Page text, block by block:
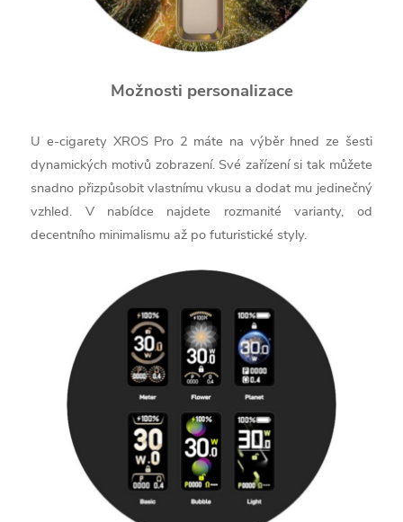
Možnosti personalizace
U e-cigarety XROS Pro 2 máte na výběr hned ze šesti
dynamických motivů zobrazení. Své zařízení si tak můžete
snadno přizpůsobit vlastnímu vkusu a dodat mu jedinečný
vzhled. V nabídce najdete rozmanité varianty, od
decentního minimalismu až po futuristické styly.